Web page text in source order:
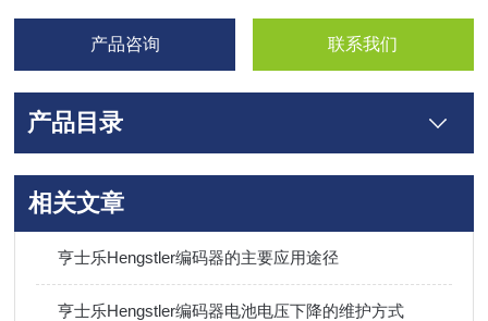
产品咨询 联系我们
产品目录
相关文章
亨士乐Hengstler编码器的主要应用途径
亨士乐Hengstler编码器电池电压下降的维护方式